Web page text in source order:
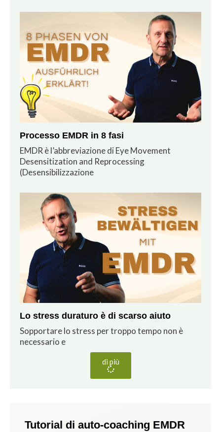
Processo EMDR in 8 fasi
EMDR è l’abbreviazione di Eye Movement
Desensitization and Reprocessing
(Desensibilizzazione
Lo stress duraturo è di scarso aiuto
Sopportare lo stress per troppo tempo non è
necessario e
di più
Tutorial di auto-coaching EMDR